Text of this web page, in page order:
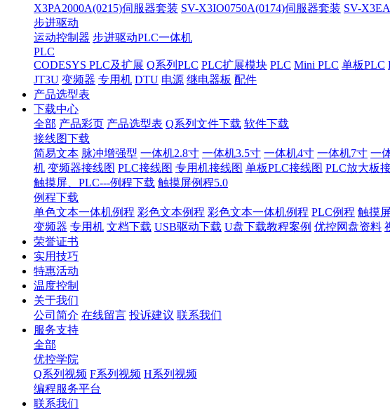
X3PA2000A(0215)伺服器套装 SV-X3IO0750A(0174)伺服器套装 SV-
步进驱动
运动控制器 步进驱动PLC一体机
PLC
CODESYS PLC及扩展 Q系列PLC PLC扩展模块 PLC Mini PLC 单板PLC
JT3U 变频器 专用机 DTU 电源 继电器板 配件
产品选型表
下载中心
全部 产品彩页 产品选型表 Q系列文件下载 软件下载
接线图下载
简易文本 脉冲增强型 一体机2.8寸 一体机3.5寸 一体机4寸 一体机7寸 一
机 变频器接线图 PLC接线图 专用机接线图 单板PLC接线图 PLC放大板
触摸屏、PLC---例程下载 触摸屏例程5.0
例程下载
单色文本一体机例程 彩色文本例程 彩色文本一体机例程 PLC例程 触摸
变频器 专用机 文档下载 USB驱动下载 U盘下载教程案例 优控网盘资料
荣誉证书
实用技巧
特惠活动
温度控制
关于我们
公司简介 在线留言 投诉建议 联系我们
服务支持
全部
优控学院
Q系列视频 F系列视频 H系列视频
编程服务平台
联系我们